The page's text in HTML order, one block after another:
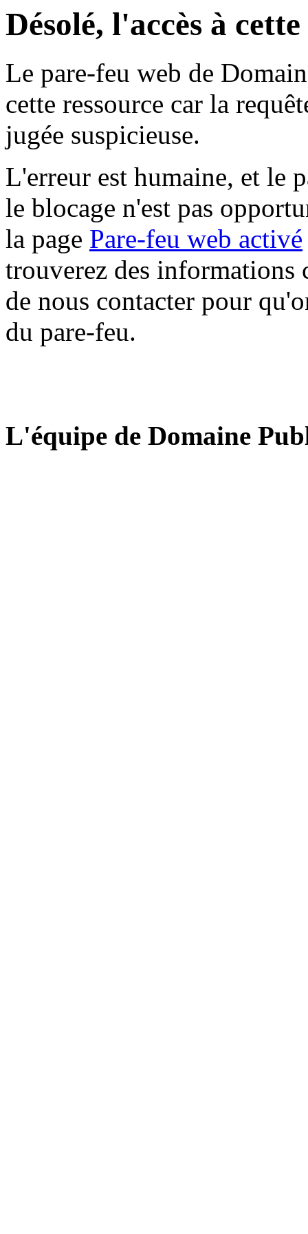
Désolé, l'accès à
Le pare-feu web de
cette ressource car la
jugée suspicieuse.
L'erreur est humaine, et le
le blocage n'est pas
la page Pare-feu web activé
trouverez des informations
de nous contacter pour
du pare-feu.
L'équipe de Domaine